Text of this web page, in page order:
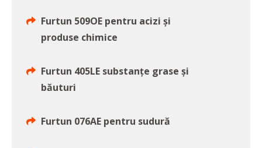
Furtun 509OE pentru acizi şi
produse chimice
Furtun 405LE substanţe grase şi
băuturi
Furtun 076AE pentru sudură